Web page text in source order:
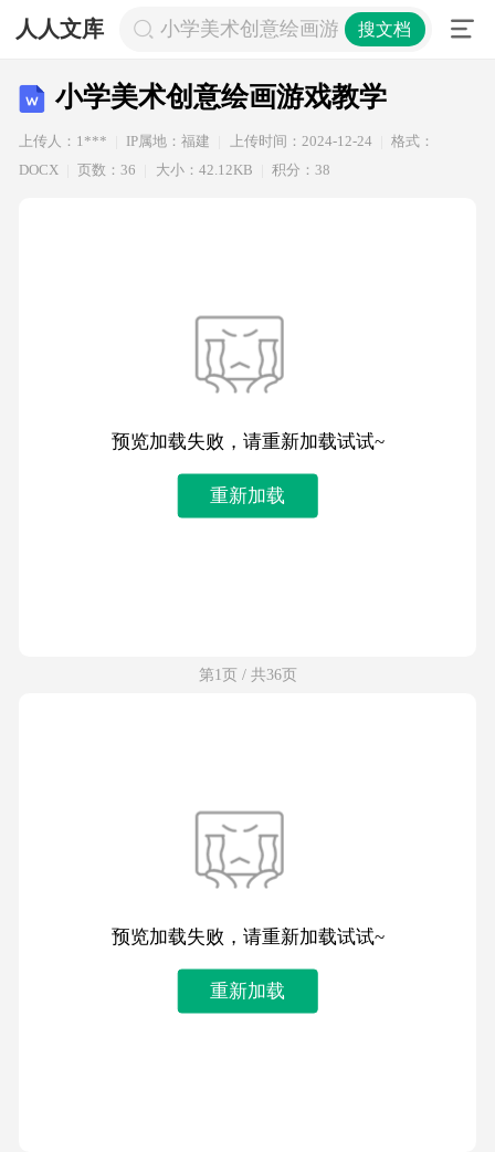
人人文库 小学美术创意绘画游戏教学
搜文档
小学美术创意绘画游戏教学
上传人：1*** IP属地：福建 上传时间：2024-12-24
格式：
DOCX
页数：36 大小：42.12KB 积分：38
预览加载失败，请重新加载试试~
重新加载
第1页 / 共36页
预览加载失败，请重新加载试试~
重新加载